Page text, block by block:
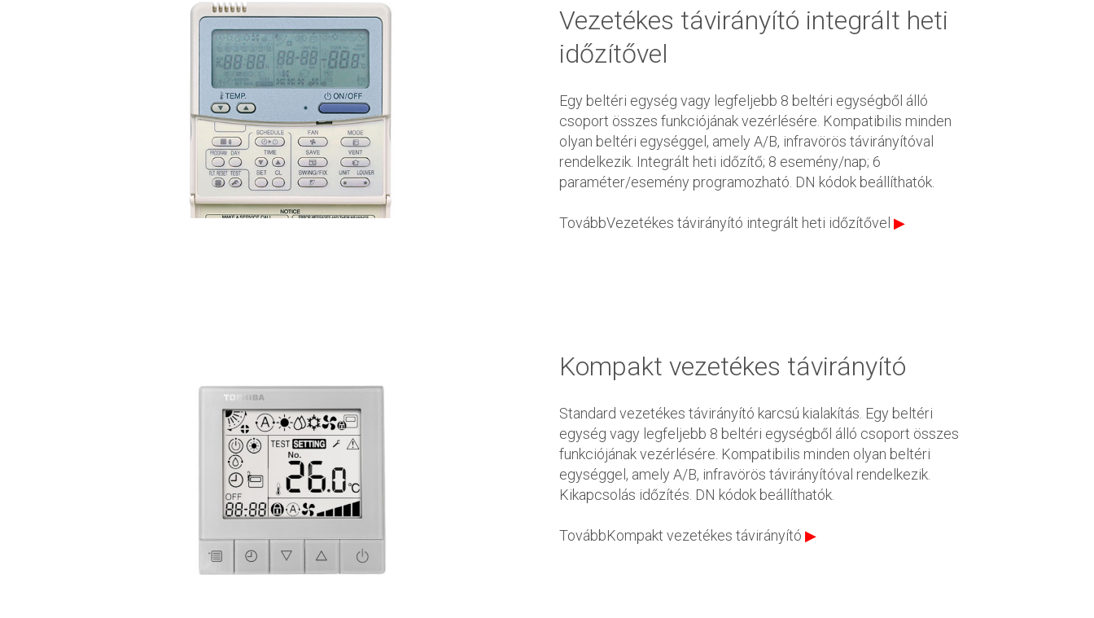
Vezetékes távirányító integrált heti
időzítővel
Egy beltéri egység vagy legfeljebb 8 beltéri egységből álló
csoport összes funkciójának vezérlésére. Kompatibilis minden
olyan beltéri egységgel, amely A/B, infravörös távirányítóval
rendelkezik. Integrált heti időzítő; 8 esemény/nap; 6
paraméter/esemény programozható. DN kódok beállíthatók.
TovábbVezetékes távirányító integrált heti időzítővel ▶
Kompakt vezetékes távirányító
Standard vezetékes távirányító karcsú kialakítás. Egy beltéri
egység vagy legfeljebb 8 beltéri egységből álló csoport összes
funkciójának vezérlésére. Kompatibilis minden olyan beltéri
egységgel, amely A/B, infravörös távirányítóval rendelkezik.
Kikapcsolás időzítés. DN kódok beállíthatók.
TovábbKompakt vezetékes távirányító ▶